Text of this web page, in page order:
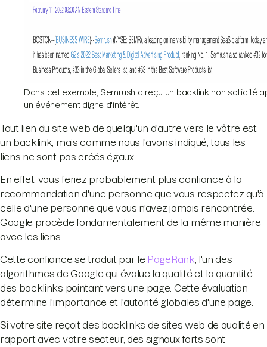
Dans cet exemple, Semrush a reçu un backlink non sollicité
un événement digne d'intérêt.
Tout lien du site web de quelqu'un d'autre vers le vôtre est
un backlink, mais comme nous l'avons indiqué, tous les
liens ne sont pas créés égaux.
En effet, vous feriez probablement plus confiance à la
recommandation d'une personne que vous respectez qu'à
celle d'une personne que vous n'avez jamais rencontrée.
Google procède fondamentalement de la même manière
avec les liens.
Cette confiance se traduit par le PageRank , l'un des
algorithmes de Google qui évalue la qualité et la quantité
des backlinks pointant vers une page. Cette évaluation
détermine l'importance et l'autorité globales d'une page.
Si votre site reçoit des backlinks de sites web de qualité en
rapport avec votre secteur, des signaux forts sont